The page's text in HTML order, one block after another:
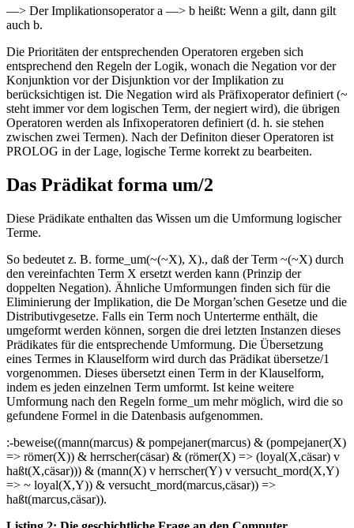
—> Der Implikationsoperator a —> b heißt: Wenn a gilt, dann gilt
auch b.
Die Prioritäten der entsprechenden Operatoren ergeben sich
entsprechend den Regeln der Logik, wonach die Negation vor der
Konjunktion vor der Disjunktion vor der Implikation zu
berücksichtigen ist. Die Negation wird als Präfixoperator definiert (~
steht immer vor dem logischen Term, der negiert wird), die übrigen
Operatoren werden als Infixoperatoren definiert (d. h. sie stehen
zwischen zwei Termen). Nach der Definiton dieser Operatoren ist
PROLOG in der Lage, logische Terme korrekt zu bearbeiten.
Das Prädikat forma um/2
Diese Prädikate enthalten das Wissen um die Umformung logischer
Terme.
So bedeutet z. B. forme_um(~(~X), X)., daß der Term ~(~X) durch
den vereinfachten Term X ersetzt werden kann (Prinzip der
doppelten Negation). Ähnliche Umformungen finden sich für die
Eliminierung der Implikation, die De Morgan’schen Gesetze und die
Distributivgesetze. Falls ein Term noch Unterterme enthält, die
umgeformt werden können, sorgen die drei letzten Instanzen dieses
Prädikates für die entsprechende Umformung. Die Übersetzung
eines Termes in Klauselform wird durch das Prädikat übersetze/1
vorgenommen. Dieses übersetzt einen Term in der Klauselform,
indem es jeden einzelnen Term umformt. Ist keine weitere
Umformung nach den Regeln forme_um mehr möglich, wird die so
gefundene Formel in die Datenbasis aufgenommen.
:-beweise((mann(marcus) & pompejaner(marcus) & (pompejaner(X)
=> römer(X)) & herrscher(cäsar) & (römer(X) => (loyal(X,cäsar) v
haßt(X,cäsar))) & (mann(X) v herrscher(Y) v versucht_mord(X,Y)
=> ~ loyal(X,Y)) & versucht_mord(marcus,cäsar)) =>
haßt(marcus,cäsar)).